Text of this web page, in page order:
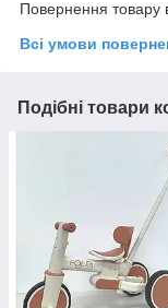
Повернення товару
Всі умови
Подібні товари